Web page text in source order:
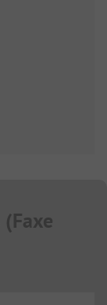
(Faxe